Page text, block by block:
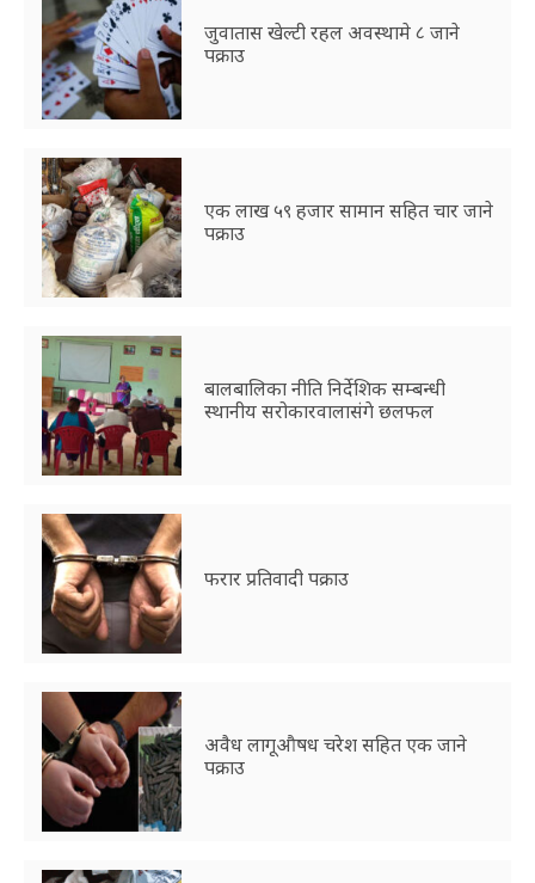
जुवातास खेल्टी रहल अवस्थामे ८ जाने
पक्राउ
एक लाख ५९ हजार सामान सहित चार जाने
पक्राउ
बालबालिका नीति निर्देशिक सम्बन्धी
स्थानीय सरोकारवालासंगे छलफल
फरार प्रतिवादी पक्राउ
अवैध लागूऔषध चरेश सहित एक जाने
पक्राउ